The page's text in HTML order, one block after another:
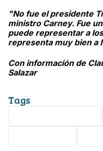
"No fue el presidente
ministro Carney. Fue
puede representar a
representa muy bien a
Con información de
Salazar
Tags